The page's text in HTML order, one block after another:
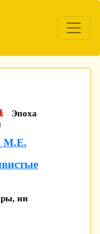
Эпоха
М.Е.
ни